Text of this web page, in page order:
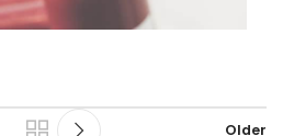
Older